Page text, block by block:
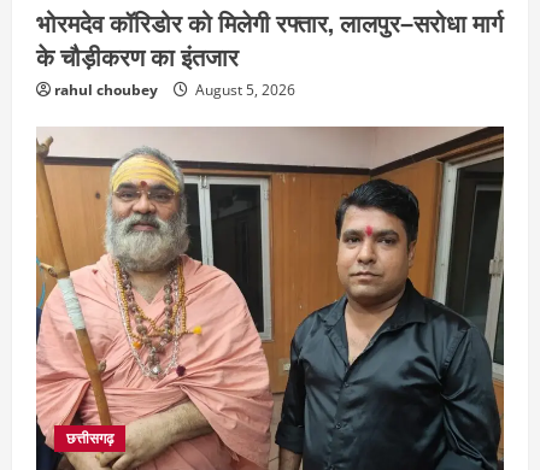
भोरमदेव कॉरिडोर को मिलेगी रफ्तार, लालपुर–सरोधा मार्ग
के चौड़ीकरण का इंतजार
rahul choubey August 5, 2026
छत्तीसगढ़